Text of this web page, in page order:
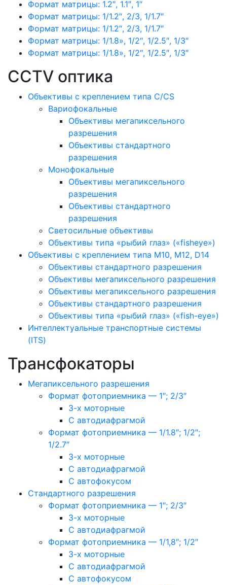
Формат матрицы: 1.2″, 1.1″, 1″
Формат матрицы: 1/1.2″, 2/3, 1/1.7″
Формат матрицы: 1/1.2″, 2/3, 1/1.7″
Формат матрицы: 1/1.8», 1/2″, 1/2.5″, 1/3″
Формат матрицы: 1/1.8», 1/2″, 1/2.5″, 1/3″
CCTV оптика
Объективы с креплением типа C/CS
Вариофокальные
Объективы мегапиксельного
разрешения
Объективы стандартного
разрешения
Монофокальные
Объективы мегапиксельного
разрешения
Объективы стандартного
разрешения
Светосильные объективы
Объективы типа «рыбий глаз» («fisheye»)
Объективы с креплением типа M10, M12, D14
Объективы стандартного разрешения
Объективы мегапиксельного разрешения
Объективы мегапиксельного разрешения
Объективы стандартного разрешения
Объективы типа «рыбий глаз» («fish-eye»)
Интеллектуальные транспортные системы
(ITS)
Трансфокаторы
Мегапиксельного разрешения
Формат фотоприемника — 1″; 2/3″
3-х моторные
С автодиафрагмой
Формат фотоприемника — 1/1.8″; 1/2″;
1/2.7″
3-х моторные
С автодиафрагмой
С автофокусом
Стандартного разрешения
Формат фотоприемника — 1″; 2/3″
3-х моторные
С автодиафрагмой
Формат фотоприемника — 1/1,8″; 1/2″
3-х моторные
С автодиафрагмой
С автофокусом